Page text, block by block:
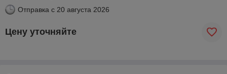
Отправка с 20 августа 2026
Цену уточняйте